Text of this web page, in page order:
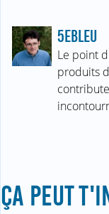
5EBLEU
Le point
produits
ÇA PEUT